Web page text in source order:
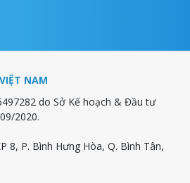
NAM
do Sở Kế hoạch & Đầu tư
2020.
8, P. Bình Hưng Hòa, Q. Bình Tân,